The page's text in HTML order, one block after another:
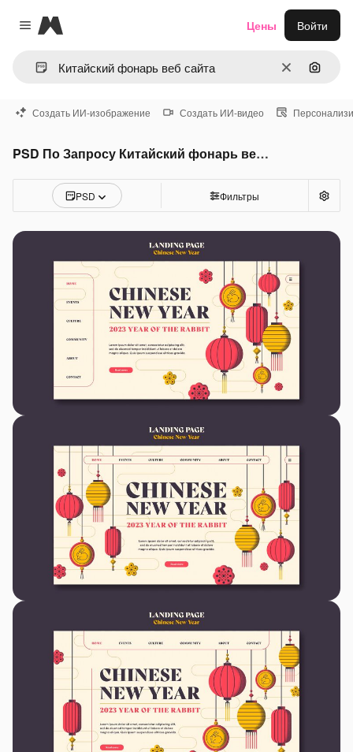
Close menu
Magnific
ОчиститьПоиск
Цены Войти
Создать ИИ-изображение Создать ИИ-видео
PSD По Запросу Китайский фонарь веб сайта
PSD Фильтры